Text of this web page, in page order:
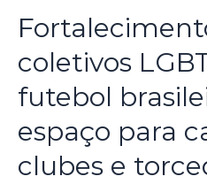
coletivos
futebol
espaço para
clubes e